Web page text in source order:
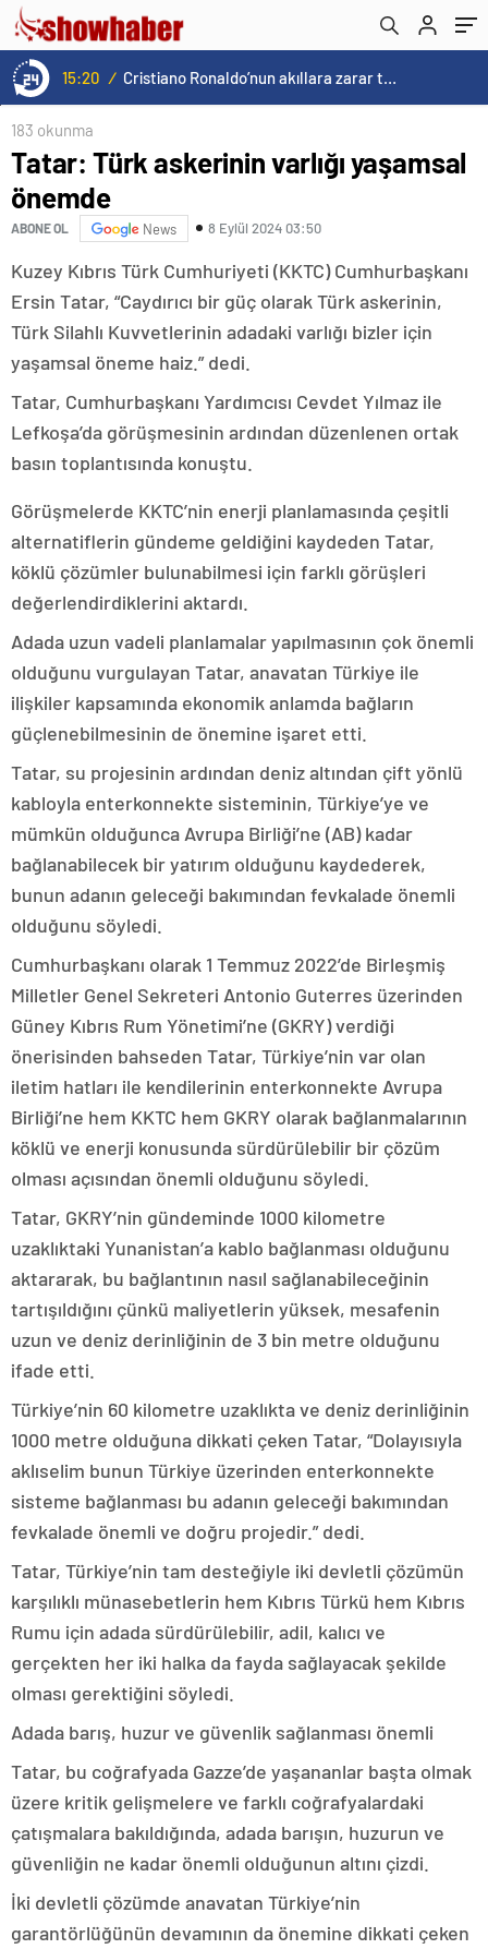
15:20 / Cristiano Ronaldo’nun akıllara zarar tüm kariyerinin istatistiğini çıkardık !
183 okunma
Tatar: Türk askerinin varlığı yaşamsal
önemde
ABONE OL News 8 Eylül 2024 03:50
Kuzey Kıbrıs Türk Cumhuriyeti (KKTC) Cumhurbaşkanı
Ersin Tatar, “Caydırıcı bir güç olarak Türk askerinin,
Türk Silahlı Kuvvetlerinin adadaki varlığı bizler için
yaşamsal öneme haiz.” dedi.
Tatar, Cumhurbaşkanı Yardımcısı Cevdet Yılmaz ile
Lefkoşa’da görüşmesinin ardından düzenlenen ortak
basın toplantısında konuştu.
Görüşmelerde KKTC’nin enerji planlamasında çeşitli
alternatiflerin gündeme geldiğini kaydeden Tatar,
köklü çözümler bulunabilmesi için farklı görüşleri
değerlendirdiklerini aktardı.
Adada uzun vadeli planlamalar yapılmasının çok önemli
olduğunu vurgulayan Tatar, anavatan Türkiye ile
ilişkiler kapsamında ekonomik anlamda bağların
güçlenebilmesinin de önemine işaret etti.
Tatar, su projesinin ardından deniz altından çift yönlü
kabloyla enterkonnekte sisteminin, Türkiye’ye ve
mümkün olduğunca Avrupa Birliği’ne (AB) kadar
bağlanabilecek bir yatırım olduğunu kaydederek,
bunun adanın geleceği bakımından fevkalade önemli
olduğunu söyledi.
Cumhurbaşkanı olarak 1 Temmuz 2022’de Birleşmiş
Milletler Genel Sekreteri Antonio Guterres üzerinden
Güney Kıbrıs Rum Yönetimi’ne (GKRY) verdiği
önerisinden bahseden Tatar, Türkiye’nin var olan
iletim hatları ile kendilerinin enterkonnekte Avrupa
Birliği’ne hem KKTC hem GKRY olarak bağlanmalarının
köklü ve enerji konusunda sürdürülebilir bir çözüm
olması açısından önemli olduğunu söyledi.
Tatar, GKRY’nin gündeminde 1000 kilometre
uzaklıktaki Yunanistan’a kablo bağlanması olduğunu
aktararak, bu bağlantının nasıl sağlanabileceğinin
tartışıldığını çünkü maliyetlerin yüksek, mesafenin
uzun ve deniz derinliğinin de 3 bin metre olduğunu
ifade etti.
Türkiye’nin 60 kilometre uzaklıkta ve deniz derinliğinin
1000 metre olduğuna dikkati çeken Tatar, “Dolayısıyla
aklıselim bunun Türkiye üzerinden enterkonnekte
sisteme bağlanması bu adanın geleceği bakımından
fevkalade önemli ve doğru projedir.” dedi.
Tatar, Türkiye’nin tam desteğiyle iki devletli çözümün
karşılıklı münasebetlerin hem Kıbrıs Türkü hem Kıbrıs
Rumu için adada sürdürülebilir, adil, kalıcı ve
gerçekten her iki halka da fayda sağlayacak şekilde
olması gerektiğini söyledi.
Adada barış, huzur ve güvenlik sağlanması önemli
Tatar, bu coğrafyada Gazze’de yaşananlar başta olmak
üzere kritik gelişmelere ve farklı coğrafyalardaki
çatışmalara bakıldığında, adada barışın, huzurun ve
güvenliğin ne kadar önemli olduğunun altını çizdi.
İki devletli çözümde anavatan Türkiye’nin
garantörlüğünün devamının da önemine dikkati çeken